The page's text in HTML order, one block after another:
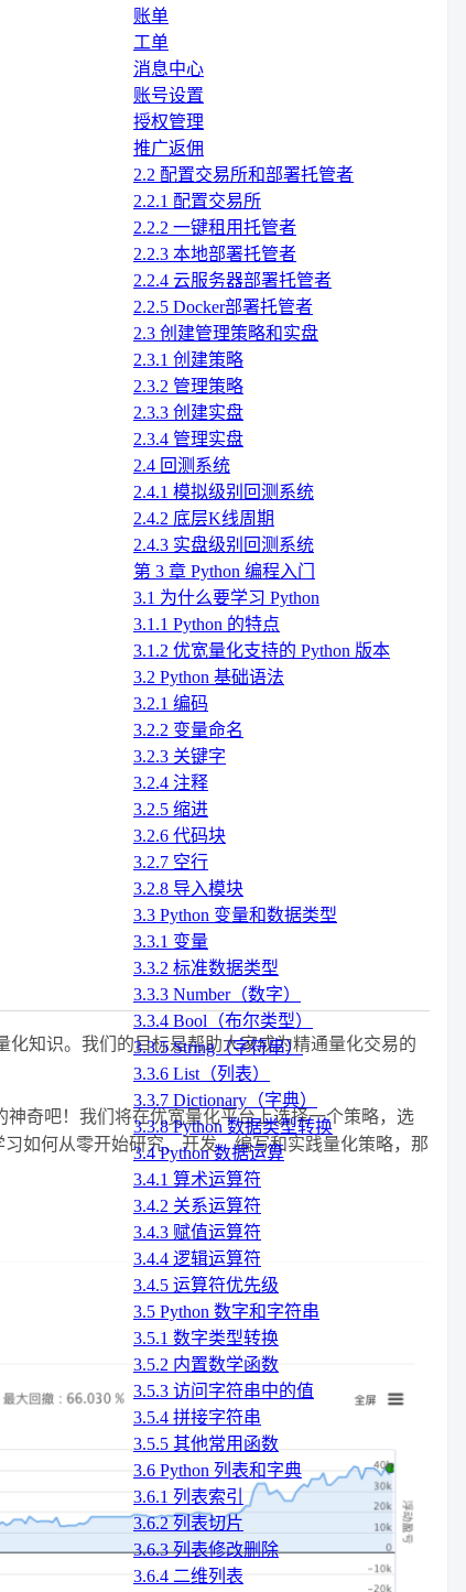
账单
工单
消息中心
账号设置
授权管理
推广返佣
2.2 配置交易所和部署托管者
2.2.1 配置交易所
2.2.2 一键租用托管者
2.2.3 本地部署托管者
2.2.4 云服务器部署托管者
2.2.5 Docker部署托管者
2.3 创建管理策略和实盘
2.3.1 创建策略
2.3.2 管理策略
2.3.3 创建实盘
2.3.4 管理实盘
2.4 回测系统
2.4.1 模拟级别回测系统
2.4.2 底层K线周期
2.4.3 实盘级别回测系统
第 3 章 Python 编程入门
3.1 为什么要学习 Python
3.1.1 Python 的特点
3.1.2 优宽量化支持的 Python 版本
3.2 Python 基础语法
3.2.1 编码
3.2.2 变量命名
3.2.3 关键字
3.2.4 注释
3.2.5 缩进
3.2.6 代码块
3.2.7 空行
3.2.8 导入模块
3.3 Python 变量和数据类型
3.3.1 变量
3.3.2 标准数据类型
3.3.3 Number（数字）
3.3.4 Bool（布尔类型）
3.3.5 String（字符串）
3.3.6 List（列表）
3.3.7 Dictionary（字典）
3.3.8 Python 数据类型转换
3.4 Python 数据运算
3.4.1 算术运算符
3.4.2 关系运算符
3.4.3 赋值运算符
3.4.4 逻辑运算符
3.4.5 运算符优先级
3.5 Python 数字和字符串
3.5.1 数字类型转换
3.5.2 内置数学函数
3.5.3 访问字符串中的值
3.5.4 拼接字符串
3.5.5 其他常用函数
3.6 Python 列表和字典
3.6.1 列表索引
3.6.2 列表切片
3.6.3 列表修改删除
3.6.4 二维列表
知识。我们的目标是帮助大家成为精通量化交易的
奇吧！我们将在优宽量化平台上选择一个策略，选
如何从零开始研究、开发、编写和实践量化策略，那